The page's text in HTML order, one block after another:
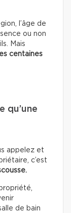
l’âge de
ou non
Mais
centaines
qu’une
appelez et
c’est
de bain